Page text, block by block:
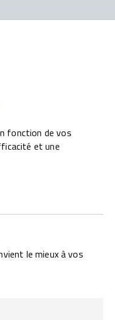
fonction de vos
et une
le mieux à vos